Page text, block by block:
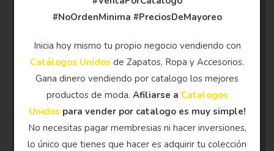
#NoOrdenMinima #PreciosDeMayoreo
Inicia hoy mismo tu propio negocio vendiendo con
Catálogos Unidos de Zapatos, Ropa y Accesorios.
Gana dinero vendiendo por catalogo los mejores
productos de moda. Afiliarse a Catalogos
Unidos para vender por catalogo es muy simple!
No necesitas pagar membresias ni hacer inversiones,
lo único que tienes que hacer es adquirir tu colección